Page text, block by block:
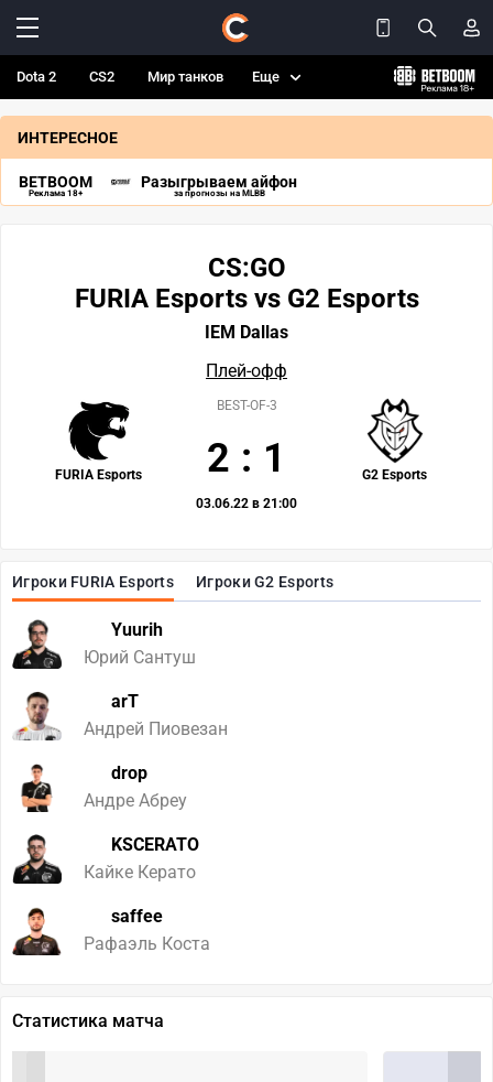
Dota 2 CS2 Мир танков Еще
ИНТЕРЕСНОЕ
BETBOOM
Реклама 18+
Разыгрываем айфон
за прогнозы на MLBB
Игроки FURIA Esports Игроки G2 Esports
Yuurih
Юрий Сантуш
arT
Андрей Пиовезан
drop
Андре Абреу
KSCERATO
Кайке Керато
saffee
Рафаэль Коста
CS:GO
FURIA Esports vs G2 Esports
IEM Dallas
Плей-офф
FURIA Esports G2 Esports
BEST-OF-3
2 : 1
03.06.22 в 21:00
Статистика матча